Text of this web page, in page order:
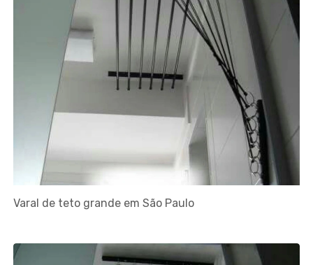
Varal de teto grande em São Paulo